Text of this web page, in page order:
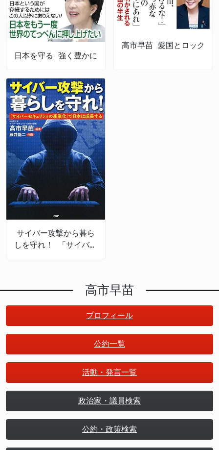
日本を守る 強く豊かに
高市早苗 愛国とロック
サイバー攻撃から暮ら
しを守れ！ 「サイバー
高市早苗
プロフィール
公約一覧
活動・発言一覧
政治家・議員検索
公約・政策検索